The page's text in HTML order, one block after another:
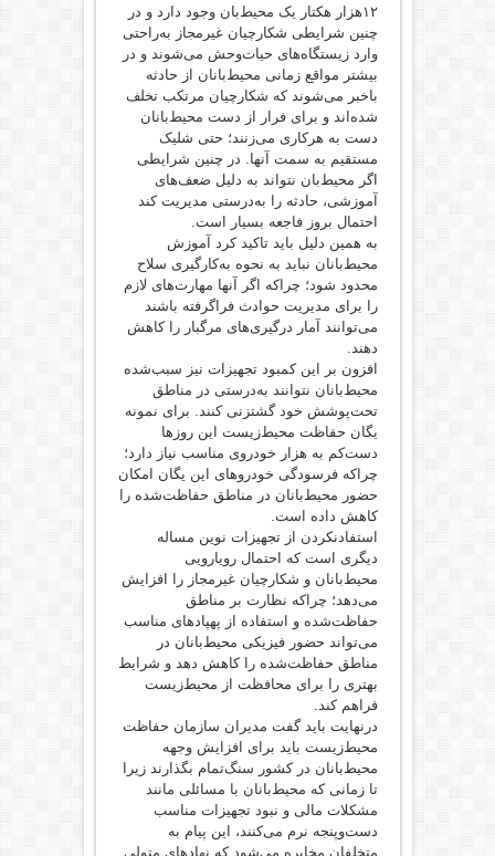
۱۲هزار هکتار یک محیط‌بان وجود دارد و در
چنین شرایطی شکارچیان غیرمجاز به‌راحتی
وارد زیستگاه‌های حیات‌وحش می‌شوند و در
بیشتر مواقع زمانی محیط‌بانان از حادثه
باخبر می‌شوند که شکارچیان مرتکب تخلف
شده‌اند و برای فرار از دست محیط‌بانان
دست به هرکاری می‌زنند؛ حتی شلیک
مستقیم به سمت آنها. در چنین شرایطی
اگر محیط‌بان نتواند به دلیل ضعف‌های
آموزشی، حادثه را به‌درستی مدیریت کند
احتمال بروز فاجعه بسیار است.
به همین دلیل باید تاکید کرد آموزش
محیط‌بانان نباید به نحوه به‌کارگیری سلاح
محدود شود؛ چراکه اگر آنها مهارت‌های لازم
را برای مدیریت حوادث فراگرفته باشند
می‌توانند آمار درگیری‌های مرگبار را کاهش
دهند.
افزون بر این کمبود تجهیزات نیز سبب‌شده
محیط‌بانان نتوانند به‌درستی در مناطق
تحت‌پوشش خود گشتزنی کنند. برای نمونه
یگان حفاظت محیط‌زیست این روزها
دست‌کم به هزار خودروی مناسب نیاز دارد؛
چراکه فرسودگی خودروهای این یگان امکان
حضور محیط‌بانان در مناطق حفاظت‌شده را
کاهش داده است.
استفادنکردن از تجهیزات نوین مساله
دیگری است که احتمال رویارویی
محیط‌بانان و شکارچیان غیرمجاز را افزایش
می‌دهد؛ چراکه نظارت بر مناطق
حفاظت‌شده و استفاده از پهپادهای مناسب
می‌تواند حضور فیزیکی محیط‌بانان در
مناطق حفاظت‌شده را کاهش دهد و شرایط
بهتری را برای محافظت از محیط‌زیست
فراهم کند.
درنهایت باید گفت مدیران سازمان حفاظت
محیط‌زیست باید برای افزایش وجهه
محیط‌بانان در کشور سنگ‌تمام بگذارند زیرا
تا زمانی که محیط‌بانان با مسائلی مانند
مشکلات مالی و نبود تجهیزات مناسب
دست‌وپنجه نرم می‌کنند، این پیام به
متخلفان مخابره می‌شود که نهادهای متولی